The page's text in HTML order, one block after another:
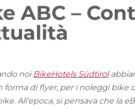
ABC –
noi BikeHotels Südtirol
di flyer, per i noleggi bike
All’epoca, si pensava che la